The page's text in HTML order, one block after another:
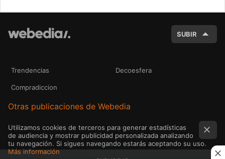
SUBIR
Trendencias Decoesfera
Compradiccion
Otras publicaciones de Webedia
Utilizamos cookies de terceros para generar estadísticas
de audiencia y mostrar publicidad personalizada analizando
tu navegación. Si sigues navegando estarás aceptando su uso.
Más información